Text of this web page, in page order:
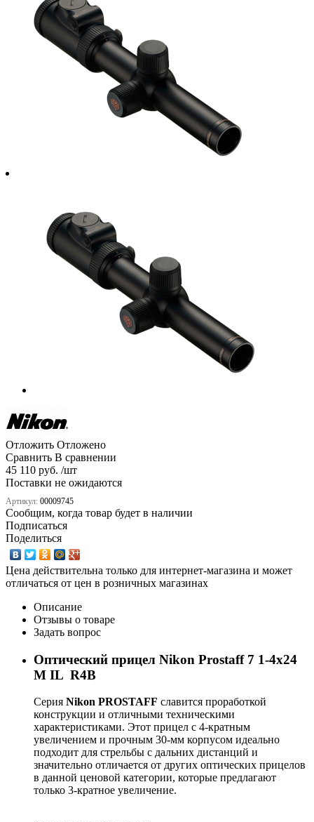
Отложить Отложено
Сравнить В сравнении
45 110 руб. /шт
Поставки не ожидаются
Артикул: 00009745
Сообщим, когда товар будет в наличии
Подписаться
Поделиться
Цена действительна только для интернет-магазина и может
отличаться от цен в розничных магазинах
Описание
Отзывы о товаре
Задать вопрос
Оптический прицел Nikon Prostaff 7 1-4x24
M IL R4B
Серия Nikon PROSTAFF славится проработкой
конструкции и отличными техническими
характеристиками. Этот прицел с 4-кратным
увеличением и прочным 30-мм корпусом идеально
подходит для стрельбы с дальних дистанций и
значительно отличается от других оптических прицелов
в данной ценовой категории, которые предлагают
только 3-кратное увеличение.